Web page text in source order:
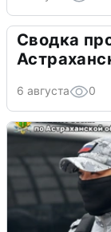
Сводка
6 августа 0